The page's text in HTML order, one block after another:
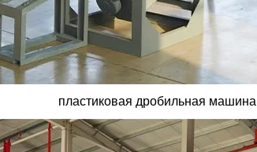
пластиковая дробильная машина